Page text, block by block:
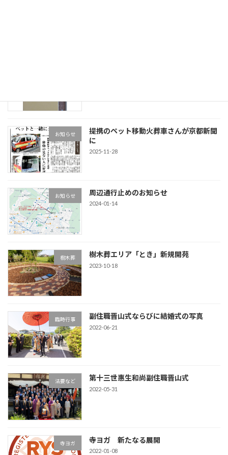
お知らせ
提携のペット移動火葬車さんが京都新聞
に
2025-11-28
お知らせ 周辺通行止めのお知らせ
2024-01-14
樹木葬 樹木葬エリア「とき」新規開苑
2023-10-18
臨時行事 副住職晋山式ならびに結婚式の写真
2022-06-21
法要など 第十三世惠生和尚副住職晋山式
2022-05-31
寺ヨガ 寺ヨガ 新たなる展開
2022-01-08